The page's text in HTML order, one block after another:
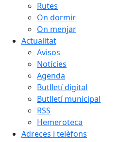
Rutes
On dormir
On menjar
Actualitat
Avisos
Notícies
Agenda
Butlletí digital
Butlletí municipal
RSS
Hemeroteca
Adreces i telèfons